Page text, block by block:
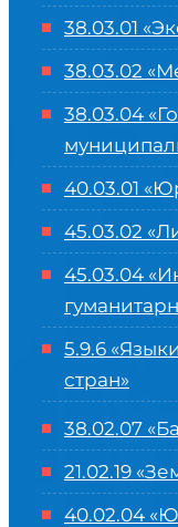
38.03.01
38.03.02
38.03.04
40.03.01
45.03.02
45.03.04 «
5.9.6
стран»
38.02.07
21.02.19
40.02.04